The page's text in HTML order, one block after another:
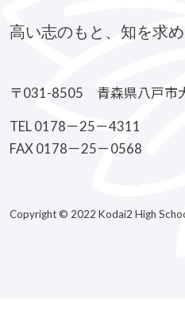
高い志のもと、知を求め
〒031-8505 青森県八戸市
TEL 0178－25－4311
FAX 0178－25－0568
Copyright © 2022 Kodai2 High